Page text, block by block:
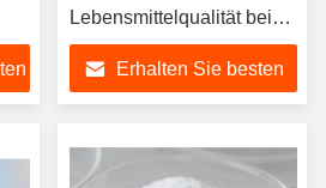
Lebensmittelqualität bei
25 °C für optimale
Dosierung in
verschiedenen
Erhalten Sie besten